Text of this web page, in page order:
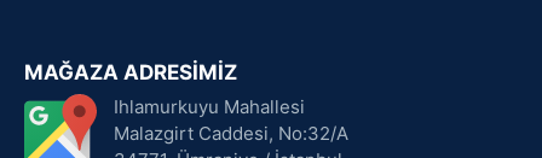
MAĞAZA ADRESİMİZ
Ihlamurkuyu Mahallesi
Malazgirt Caddesi, No:32/A